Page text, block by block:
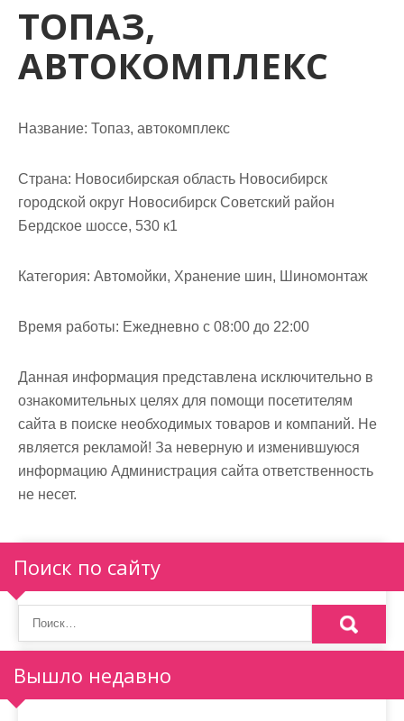
ТОПАЗ,
АВТОКОМПЛЕКС
Название: Топаз, автокомплекс
Страна: Новосибирская область Новосибирск
городской округ Новосибирск Советский район
Бердское шоссе, 530 к1
Категория: Автомойки, Хранение шин, Шиномонтаж
Время работы: Ежедневно с 08:00 до 22:00
Данная информация представлена исключительно в
ознакомительных целях для помощи посетителям
сайта в поиске необходимых товаров и компаний. Не
является рекламой! За неверную и изменившуюся
информацию Администрация сайта ответственность
не несет.
Поиск по сайту
Вышло недавно